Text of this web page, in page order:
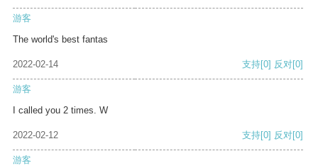
游客
The world's best fantas
2022-02-14 支持[0] 反对[0]
游客
I called you 2 times. W
2022-02-12 支持[0] 反对[0]
游客